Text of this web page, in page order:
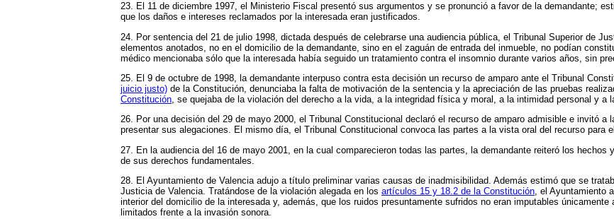
23. El 11 de diciembre 1997, el Ministerio Fiscal presentó sus argumentos y se pronunció a favor de la demandante;
que los daños e intereses reclamados por la interesada eran justificados.
24. Por sentencia del 21 de julio 1998, dictada después de celebrarse una audiencia pública, el Tribunal Superior de
elementos anotados, no en el domicilio de la demandante, sino en el zaguán de entrada del inmueble, no podían
médico mencionaba sólo que la interesada había seguido un tratamiento contra el insomnio durante varios años, sin
25. El 9 de octubre de 1998, la demandante interpuso contra esta decisión un recurso de amparo ante el Tribunal
juicio justo) de la Constitución, denunciaba la falta de motivación de la sentencia y la apreciación de las pruebas
Constitución, se quejaba de la violación del derecho a la vida, a la integridad física y moral, a la intimidad personal y a
26. Por una decisión del 29 de mayo 2000, el Tribunal Constitucional declaró el recurso de amparo admisible e invitó
presentar sus alegaciones. El mismo día, el Tribunal Constitucional convoca las partes a la vista oral del recurso para
27. En la audiencia del 16 de mayo 2001, en la cual comparecieron todas las partes, la demandante reiteró los
de sus derechos fundamentales.
28. El Ayuntamiento de Valencia adujo a título preliminar varias causas de inadmisibilidad. Además estimó que se
Justicia de Valencia. Tratándose de la violación alegada en los artículos 15 y 18.2 de la Constitución, el Ayuntamiento
interior del domicilio de la interesada y, además, que los ruidos presuntamente sufridos no eran imputables
limitados frente a la invasión sonora.